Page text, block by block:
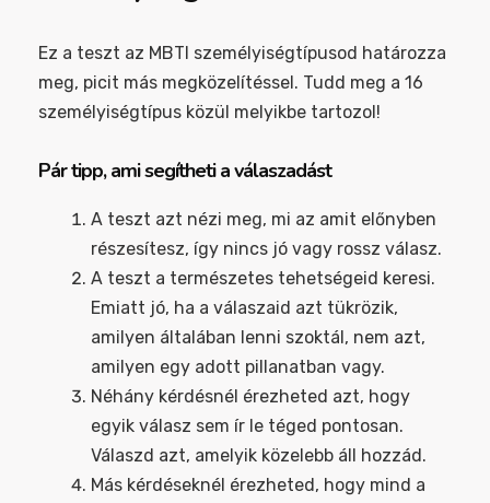
Ez a teszt az MBTI személyiségtípusod határozza
meg, picit más megközelítéssel. Tudd meg a 16
személyiségtípus közül melyikbe tartozol!
Pár tipp, ami segítheti a válaszadást
A teszt azt nézi meg, mi az amit előnyben
részesítesz, így nincs jó vagy rossz válasz.
A teszt a természetes tehetségeid keresi.
Emiatt jó, ha a válaszaid azt tükrözik,
amilyen általában lenni szoktál, nem azt,
amilyen egy adott pillanatban vagy.
Néhány kérdésnél érezheted azt, hogy
egyik válasz sem ír le téged pontosan.
Válaszd azt, amelyik közelebb áll hozzád.
Más kérdéseknél érezheted, hogy mind a